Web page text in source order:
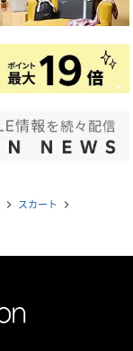
navigate_next スカート navigate_next